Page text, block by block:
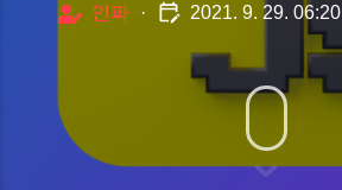
인파 · 2021. 9. 29. 06:20